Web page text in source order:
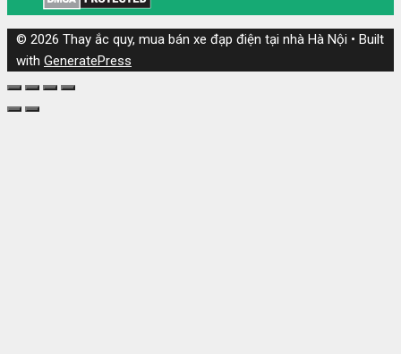
© 2026 Thay ắc quy, mua bán xe đạp điện tại nhà Hà Nội • Built
with GeneratePress